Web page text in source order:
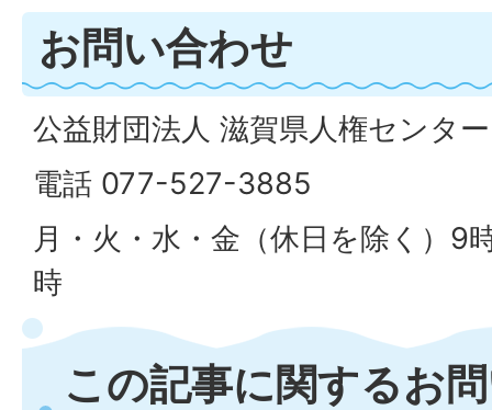
お問い合わせ
公益財団法人 滋賀県人権センタ
電話 077-527-3885
月・火・水・金（休日を除く）9
時
この記事に関するお